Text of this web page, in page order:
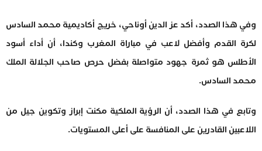
وفي هذا الصدد، أكد عز الدين أوناحي، خريج أكاديمية محمد السادس
لكرة القدم وأفضل لاعب في مباراة المغرب وكندا، أن أداء أسود
الأطلس هو ثمرة جهود متواصلة بفضل حرص صاحب الجلالة الملك
محمد السادس.
وتابع في هذا الصدد، أن الرؤية الملكية مكنت إبراز وتكوين جيل من
اللاعبين القادرين على المنافسة على أعلى المستويات.